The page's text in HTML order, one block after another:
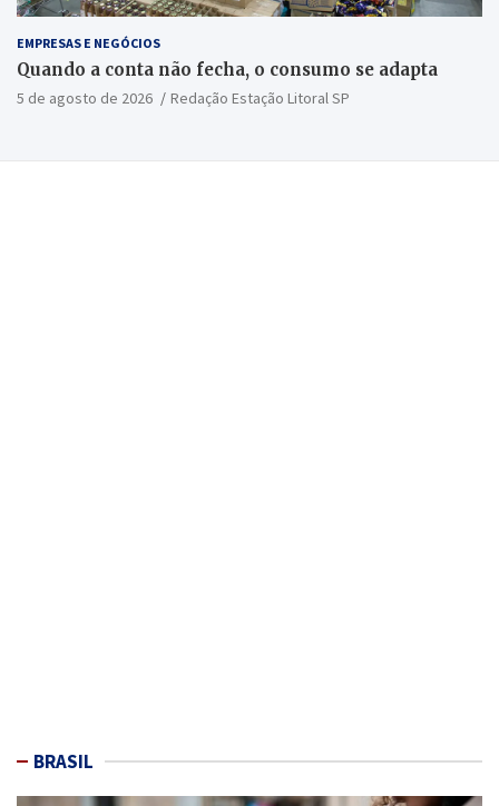
EMPRESAS E NEGÓCIOS
Quando a conta não fecha, o consumo se adapta
5 de agosto de 2026 Redação Estação Litoral SP
BRASIL